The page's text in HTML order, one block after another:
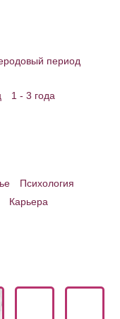
период
1 - 3 года
Психология
Карьера